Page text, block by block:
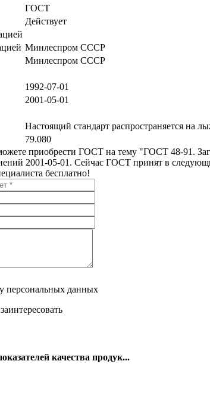
ГОСТ
Действует
Минлеспром СССР
Минлеспром СССР
1992-07-01
2001-05-01
Настоящий стандарт распространяется на
79.080
приобрести ГОСТ на тему "ГОСТ 48-91.
2001-05-01. Сейчас ГОСТ принят в
бесплатно!
персональных данных
качества продук...